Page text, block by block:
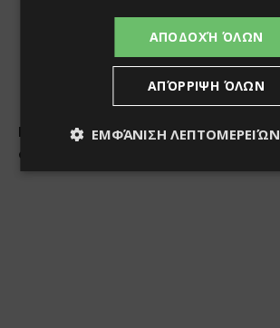
ΑΠΟΔΟΧΉ ΌΛΩΝ
ΑΠΌΡΡΙΨΗ ΌΛΩΝ
ΕΜΦΆΝΙΣΗ ΛΕΠΤΟΜΕΡΕΙΏΝ